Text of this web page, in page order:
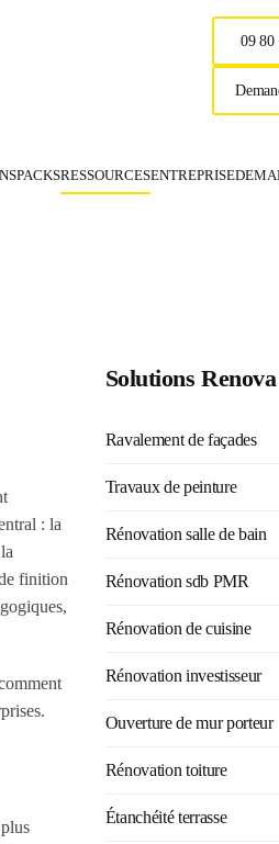
09 80
PACKSRESSOURCESENTREPRISE
: la
finition
Solutions
Ravalement de façades
Travaux de peinture
Rénovation salle de bain
Rénovation sdb PMR
Rénovation de cuisine
Rénovation investisseur
Ouverture de mur porteur
Rénovation toiture
Étanchéité terrasse